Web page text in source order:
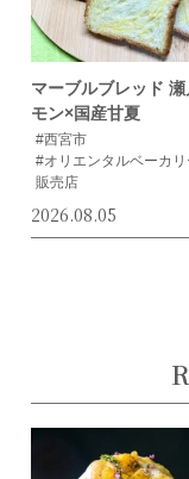
マーブルブレッド 瀬
モン×国産甘夏
#西宮市
#オリエンタルベーカ
販売店
2026.08.05